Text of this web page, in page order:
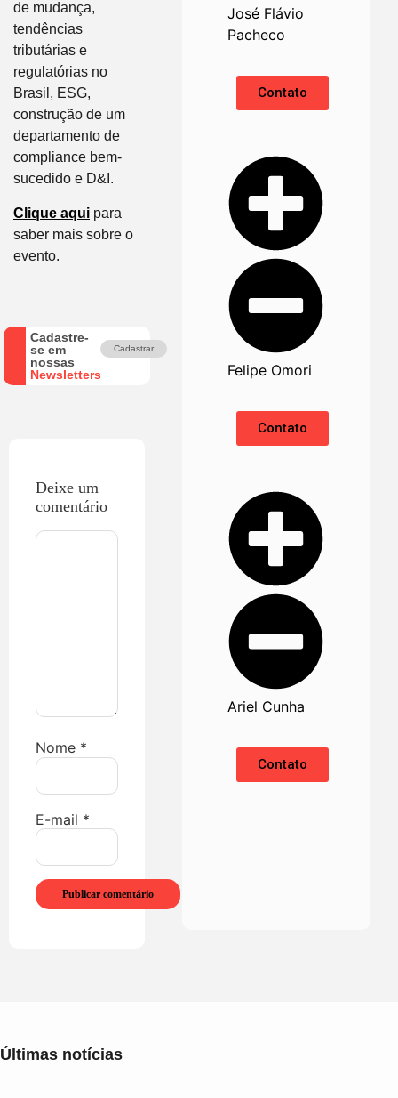
de mudança,
tendências
tributárias e
regulatórias no
Brasil, ESG,
construção de um
departamento de
compliance bem-
sucedido e D&I.
Clique aqui para
saber mais sobre o
evento.
Cadastre-
se em
nossas
Newsletters
Cadastrar
Deixe um
comentário
Nome *
E-mail *
José Flávio
Pacheco
Contato
Felipe Omori
Contato
Ariel Cunha
Contato
Últimas notícias